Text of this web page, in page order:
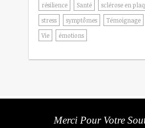
résilience
Santé sclérose en
stress
symptômes Témoignage
Vie
émotions
Merci Pour Votre